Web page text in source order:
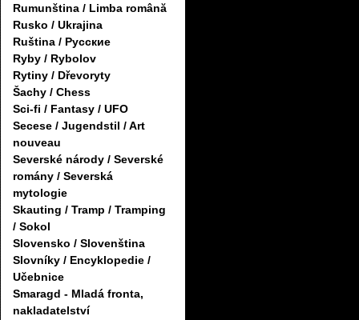
Rumunština / Limba română
Rusko / Ukrajina
Ruština / Русские
Ryby / Rybolov
Rytiny / Dřevoryty
Šachy / Chess
Sci-fi / Fantasy / UFO
Secese / Jugendstil / Art
nouveau
Severské národy / Severské
romány / Severská
mytologie
Skauting / Tramp / Tramping
/ Sokol
Slovensko / Slovenština
Slovníky / Encyklopedie /
Učebnice
Smaragd - Mladá fronta,
nakladatelství